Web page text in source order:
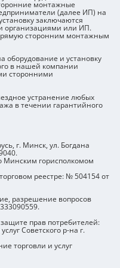
Если в
или
лучше
заранее
дома вам
места
заранее.
в
Если у
спросят в
на
такие
разрешение
процедуру
места
оборудование
температуру
его рядом с
есть нюансы: во-первых, необходимо, чтобы была
внутренним
вторых,
пульт слишком
включать
датчик
вентилятора:
вентилятора,
моделях число
премиальных
монтажные
(далее ИП) на
заключаются
организациями или ИП.
сторонним монтажным
оборудование и установку
в нашей компании
сторонними
устранение любых
в течении гарантийного
г. Минск, ул. Богдана
Минским горисполкомом
реестре: № 504154 от
разрешение вопросов
прав потребителей:
Советского р-на г.
торговли и услуг